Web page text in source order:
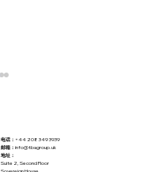
电话： +44 208 349 3939
邮箱： info@tbagroup.uk
地址：
Suite 2, Second Floor